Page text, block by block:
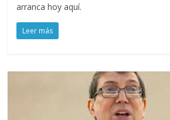
arranca hoy aquí.
Leer más